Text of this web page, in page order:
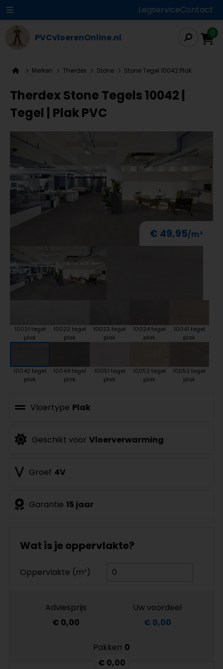
LegserviceContact
PVCvloerenOnline.nl 0
Merken Therdex Stone Stone Tegel 10042 Plak
Therdex Stone Tegels 10042 |
Tegel | Plak PVC
€ 49,95
10021 tegel
plak
10022 tegel
plak
10023 tegel
plak
10024 tegel
plak
10041 tegel
plak
10042 tegel
plak
10044 tegel
plak
10051 tegel
plak
10052 tegel
plak
10053 tegel
plak
Vloertype Plak
Geschikt voor Vloerverwarming
Groef 4V
Garantie 15 jaar
Wat is je oppervlakte?
Oppervlakte (m²)
Adviesprijs
€ 0,00
Uw voordeel
€ 0,00
Pakken 0
€ 0,00